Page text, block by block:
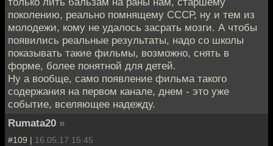
поколению, реально помнящему СССР, ну и тем из
молодежи, кому не удалось засрать мозги. А чтобы
появились реальные результаты, надо со школы
показывать такие фильмы, возможно, снять в
форме, более понятной для детей.
Ну а вообще, само появление фильма такого
содержания на первом канале, днем - это уже
событие, вселяющее надежду.
Rumata20 »
#109 | 16.05.17 15:45